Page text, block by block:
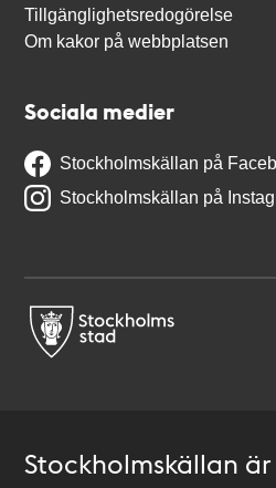
Tillgänglighetsredogörelse
Om kakor på webbplatsen
Sociala medier
Stockholmskällan på
Stockholmskällan på
Stockholmskällan